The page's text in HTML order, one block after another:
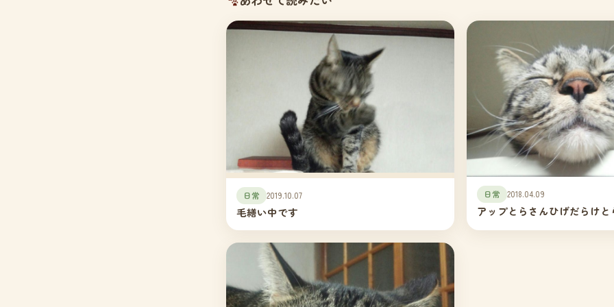
日常 2019.10.07
毛繕い中です
日常 2018.04.09
アップとらさんひげだらけと